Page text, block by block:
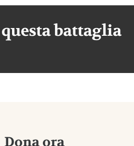
battaglia
Dona ora